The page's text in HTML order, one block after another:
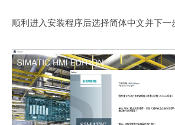
顺利进入安装程序后选择简体中文并下一